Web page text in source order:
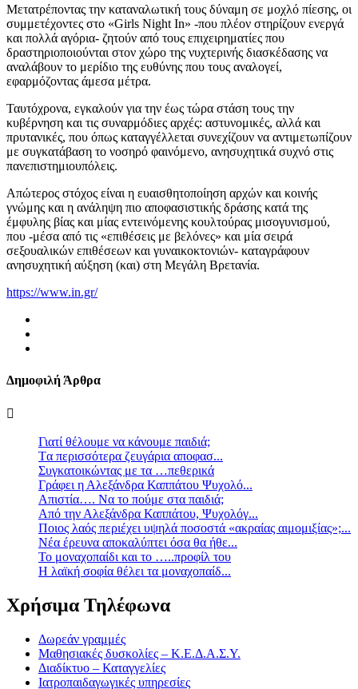
Μετατρέποντας την καταναλωτική τους δύναμη σε μοχλό πίεσης, οι
συμμετέχοντες στο «Girls Night In» -που πλέον στηρίζουν ενεργά
και πολλά αγόρια- ζητούν από τους επιχειρηματίες που
δραστηριοποιούνται στον χώρο της νυχτερινής διασκέδασης να
αναλάβουν το μερίδιο της ευθύνης που τους αναλογεί,
εφαρμόζοντας άμεσα μέτρα.
Ταυτόχρονα, εγκαλούν για την έως τώρα στάση τους την
κυβέρνηση και τις συναρμόδιες αρχές: αστυνομικές, αλλά και
πρυτανικές, που όπως καταγγέλλεται συνεχίζουν να αντιμετωπίζουν
με συγκατάβαση το νοσηρό φαινόμενο, ανησυχητικά συχνό στις
πανεπιστημιουπόλεις.
Απώτερος στόχος είναι η ευαισθητοποίηση αρχών και κοινής
γνώμης και η ανάληψη πιο αποφασιστικής δράσης κατά της
έμφυλης βίας και μίας εντεινόμενης κουλτούρας μισογυνισμού,
που -μέσα από τις «επιθέσεις με βελόνες» και μία σειρά
σεξουαλικών επιθέσεων και γυναικοκτονιών- καταγράφουν
ανησυχητική αύξηση (και) στη Μεγάλη Βρετανία.
https://www.in.gr/
Δημοφιλή Άρθρα
Γιατί θέλουμε να κάνουμε παιδιά;
Tα περισσότερα ζευγάρια αποφασ...
Συγκατοικώντας με τα …πεθερικά
Γράφει η Αλεξάνδρα Καππάτου Ψυχολό...
Απιστία…. Να το πούμε στα παιδιά;
Από την Αλεξάνδρα Καππάτου, Ψυχολόγ...
Ποιος λαός περιέχει υψηλά ποσοστά «ακραίας αιμομιξίας»;...
Νέα έρευνα αποκαλύπτει όσα θα ήθε...
Το μοναχοπαίδι και το …..προφίλ του
Η λαϊκή σοφία θέλει τα μοναχοπαίδ...
Χρήσιμα Τηλέφωνα
Δωρεάν γραμμές
Μαθησιακές δυσκολίες – Κ.Ε.Δ.Α.Σ.Υ.
Διαδίκτυο – Καταγγελίες
Ιατροπαιδαγωγικές υπηρεσίες